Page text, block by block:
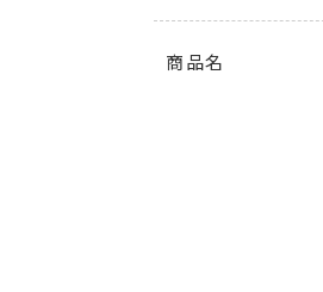
商品名